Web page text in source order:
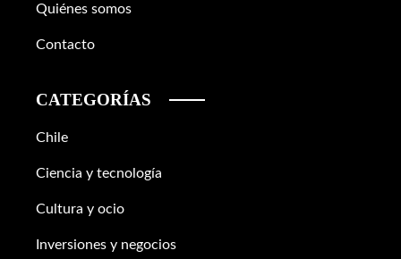
Quiénes somos
Contacto
CATEGORÍAS
Chile
Ciencia y tecnología
Cultura y ocio
Inversiones y negocios